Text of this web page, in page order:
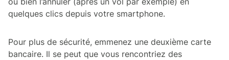
quelques clics depuis votre smartphone.
Pour plus de sécurité, emmenez une deuxième carte
bancaire. Il se peut que vous rencontriez des